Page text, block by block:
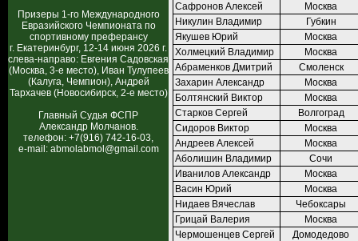
Призеры 1-го Международного
Евразийского Чемпионата по
спортивному преферансу
г. Екатеринбург, 12-14 июня 2026 г.
слева-направо: Евгения Садовская
(Москва, 3-е место), Иван Тулупеев
(Калуга, Чемпион), Андрей
Тархачев (Новосибирск, 2-е место)
Главный Судья ФСПР
Александр Молчанов.
телефон: +7(916) 742-16-03,
e-mail: abmolabmol@gmail.com
Сафронов Алексей
Москва
Никулин Владимир
Губкин
Якушев Юрий
Москва
Холмецкий Владимир
Москва
Абраменков Дмитрий
Смоленск
Захарин Александр
Москва
Болтянский Виктор
Москва
Старков Сергей
Волгоград
Сидоров Виктор
Москва
Андреев Алексей
Москва
Аболишин Владимир
Сочи
Иванилов Александр
Москва
Васин Юрий
Москва
Нидаев Вячеслав
Чебоксары
Грицай Валерия
Москва
Чермошенцев Сергей
Домодедово